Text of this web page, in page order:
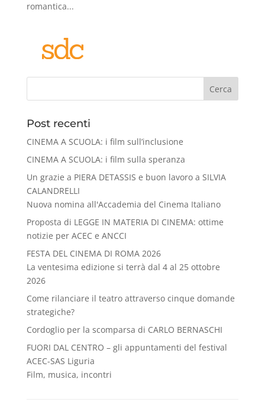
romantica...
Cerca
Post recenti
CINEMA A SCUOLA: i film sull’inclusione
CINEMA A SCUOLA: i film sulla speranza
Un grazie a PIERA DETASSIS e buon lavoro a SILVIA
CALANDRELLI
Nuova nomina all'Accademia del Cinema Italiano
Proposta di LEGGE IN MATERIA DI CINEMA: ottime
notizie per ACEC e ANCCI
FESTA DEL CINEMA DI ROMA 2026
La ventesima edizione si terrà dal 4 al 25 ottobre
2026
Come rilanciare il teatro attraverso cinque domande
strategiche?
Cordoglio per la scomparsa di CARLO BERNASCHI
FUORI DAL CENTRO – gli appuntamenti del festival
ACEC-SAS Liguria
Film, musica, incontri